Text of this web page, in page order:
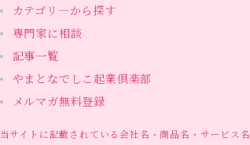
カテゴリ―から探す
専門家に相談
記事一覧
やまとなでしこ起業倶楽部
メルマガ無料登録
当サイトに記載されている会社名・商品名・サービス